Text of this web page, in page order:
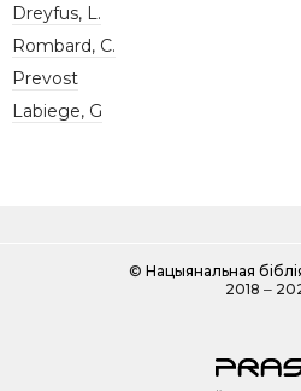
Dreyfus, L.
Rombard, C.
Prevost
Labiege, G
© Нацыянальная
2018 ‒